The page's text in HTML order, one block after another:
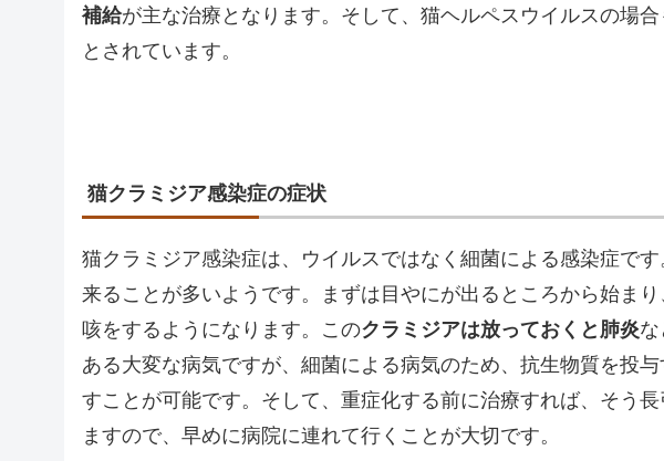
補給が主な治療となります。そして、猫ヘルペスウイルスの場
とされています。
猫クラミジア感染症の症状
猫クラミジア感染症は、ウイルスではなく細菌による感染症で
来ることが多いようです。まずは目やにが出るところから始ま
咳をするようになります。このクラミジアは放っておくと肺炎
ある大変な病気ですが、細菌による病気のため、抗生物質を投
すことが可能です。そして、重症化する前に治療すれば、そう
ますので、早めに病院に連れて行くことが大切です。